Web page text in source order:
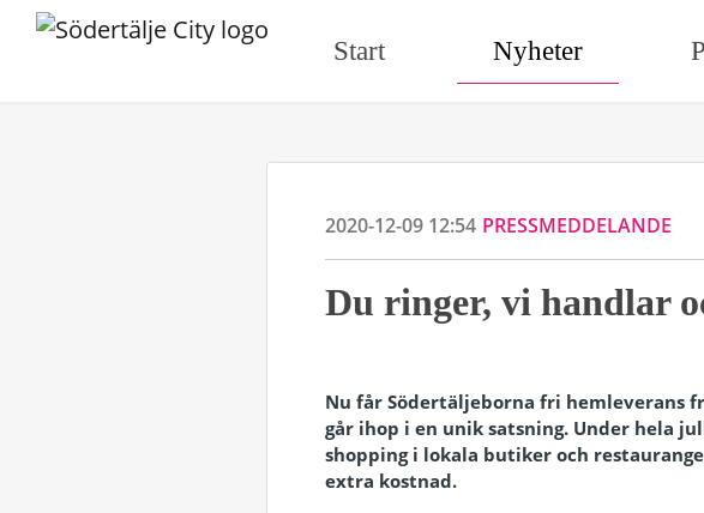
Start Nyheter
2020-12-09 12:54 PRESSMEDDELANDE
Du ringer, vi handlar
Nu får Södertäljeborna fri hemleverans
går ihop i en unik satsning. Under hela
shopping i lokala butiker och
extra kostnad.